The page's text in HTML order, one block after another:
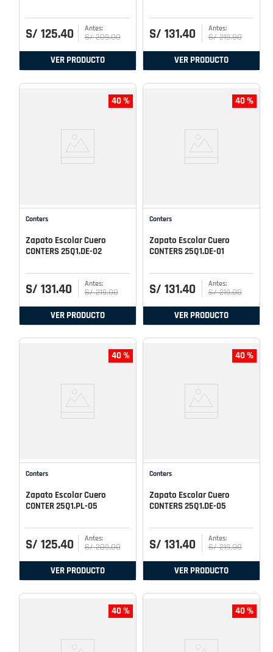
S/ 125.40 S/ 209.00
VER PRODUCTO
S/ 131.40 S/ 219.00
VER PRODUCTO
40 %
Conters
Zapato Escolar Cuero
CONTERS 25Q1.DE-02
S/ 131.40 S/ 219.00
VER PRODUCTO
40 %
Conters
Zapato Escolar Cuero
CONTERS 25Q1.DE-01
S/ 131.40 S/ 219.00
VER PRODUCTO
40 %
Conters
Zapato Escolar Cuero
CONTER 25Q1.PL-05
S/ 125.40 S/ 209.00
VER PRODUCTO
40 %
Conters
Zapato Escolar Cuero
CONTERS 25Q1.DE-05
S/ 131.40 S/ 219.00
VER PRODUCTO
40 % 40 %